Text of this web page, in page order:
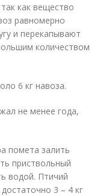
как вещество
равномерно
и перекапывают
количеством
6 кг навоза.
не менее года,
помета залить
приствольный
водой. Птичий
3 – 4 кг